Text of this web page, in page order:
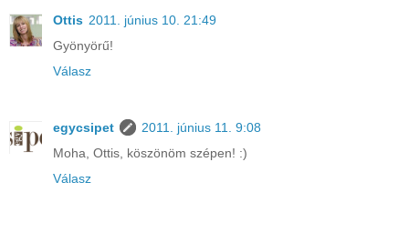
Ottis 2011. június 10. 21:49
Gyönyörű!
Válasz
egycsipet
2011. június 11. 9:08
Moha, Ottis, köszönöm szépen! :)
Válasz